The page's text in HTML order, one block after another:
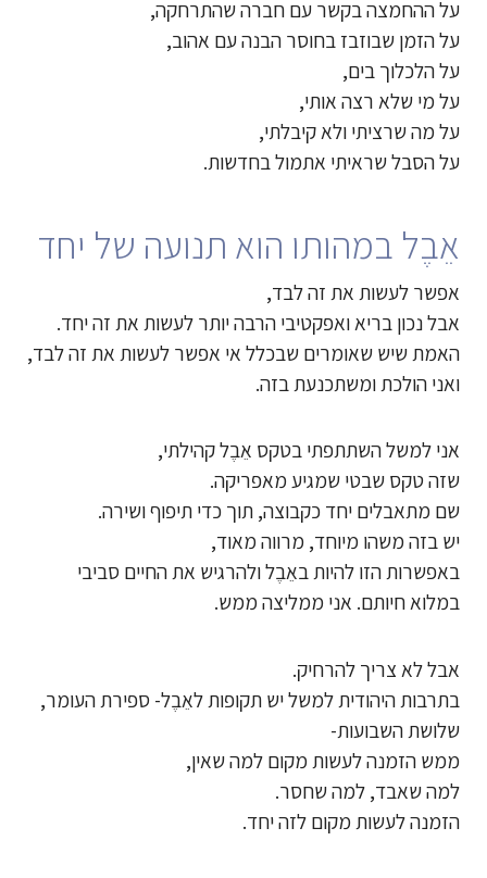
על ההחמצה בקשר עם חברה שהתרחקה,
על הזמן שבוזבז בחוסר הבנה עם אהוב,
על הלכלוך בים,
על מי שלא רצה אותי,
על מה שרציתי ולא קיבלתי,
על הסבל שראיתי אתמול בחדשות.
אֵבֶל במהותו הוא תנועה של יחד
אפשר לעשות את זה לבד,
אבל נכון בריא ואפקטיבי הרבה יותר לעשות את זה יחד.
האמת שיש שאומרים שבכלל אי אפשר לעשות את זה לבד,
ואני הולכת ומשתכנעת בזה.
אני למשל השתתפתי בטקס אֵבֶל קהילתי,
שזה טקס שבטי שמגיע מאפריקה.
שם מתאבלים יחד כקבוצה, תוך כדי תיפוף ושירה.
יש בזה משהו מיוחד, מרווה מאוד,
באפשרות הזו להיות באֵבֶל ולהרגיש את החיים סביבי
במלוא חיותם. אני ממליצה ממש.
אבל לא צריך להרחיק.
בתרבות היהודית למשל יש תקופות לאֵבֶל- ספירת העומר,
שלושת השבועות-
ממש הזמנה לעשות מקום למה שאין,
למה שאבד, למה שחסר.
הזמנה לעשות מקום לזה יחד.